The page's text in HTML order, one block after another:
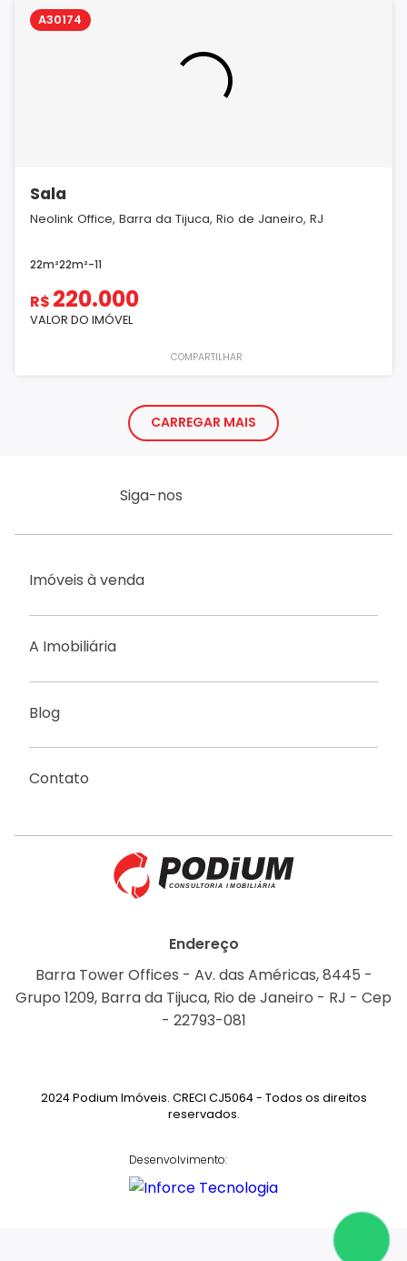
A30174
Sala
Neolink Office, Barra da Tijuca, Rio de Janeiro, RJ
22m²22m²-11
R$ 220.000
VALOR DO IMÓVEL
COMPARTILHAR
CARREGAR MAIS
Siga-nos
Imóveis à venda
A Imobiliária
Blog
Contato
Endereço
Barra Tower Offices - Av. das Américas, 8445 -
Grupo 1209, Barra da Tijuca, Rio de Janeiro - RJ - Cep
- 22793-081
2024 Podium Imóveis. CRECI CJ5064 - Todos os direitos
reservados.
Desenvolvimento: